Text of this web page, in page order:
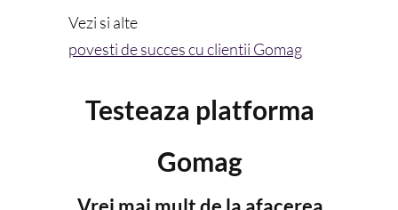
Vezi si alte
povesti de succes cu clientii Gomag
Testeaza platforma
Gomag